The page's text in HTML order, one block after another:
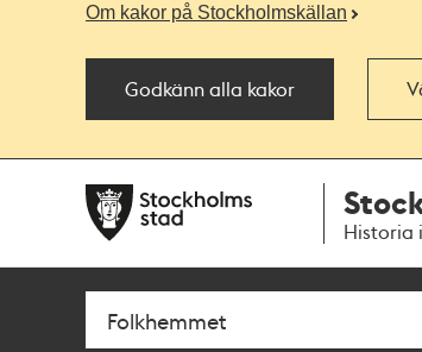
Om kakor på Stockholmskällan
Godkänn alla kakor
navigationen
huvudinnehållet
Historia
Sök